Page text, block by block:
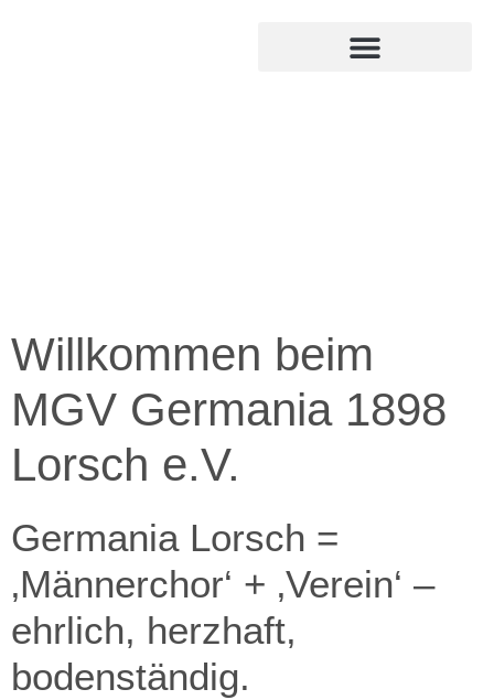
Willkommen beim
MGV Germania 1898
Lorsch e.V.
Germania Lorsch =
‚Männerchor‘ + ‚Verein‘ –
ehrlich, herzhaft,
bodenständig.